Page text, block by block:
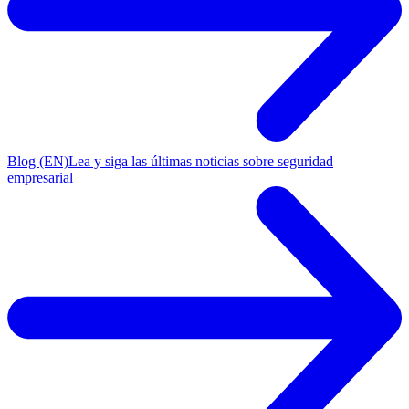
Blog (EN)Lea y siga las últimas noticias sobre seguridad
empresarial